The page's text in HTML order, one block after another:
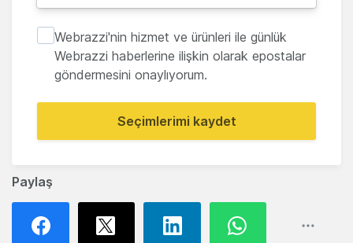
Paylaş
Webrazzi'nin hizmet ve ürünleri ile günlük
Webrazzi haberlerine ilişkin olarak epostalar
göndermesini onaylıyorum.
Seçimlerimi kaydet